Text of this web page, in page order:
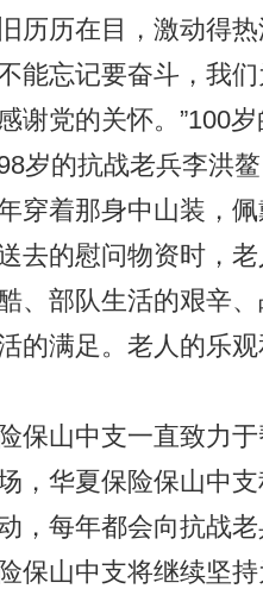
历历在目，激动得
能忘记要奋斗，我
谢党的关怀。”100
岁的抗战老兵李洪
穿着那身中山装，
去的慰问物资时，
、部队生活的艰辛
的满足。老人的乐
山中支一直致力于
，华夏保险保山中
，每年都会向抗战
保山中支将继续坚